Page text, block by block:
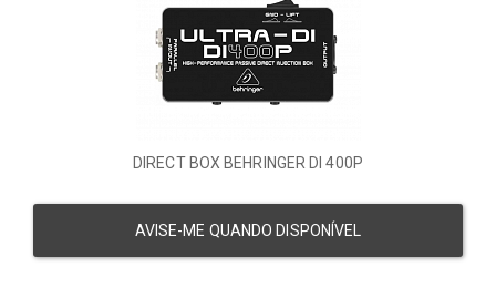
DIRECT BOX BEHRINGER DI 400P
AVISE-ME QUANDO DISPONÍVEL